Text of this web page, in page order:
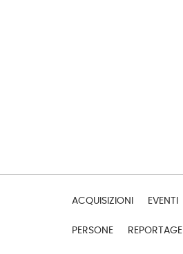
ACQUISIZIONI EVENTI
PERSONE REPORTAGE